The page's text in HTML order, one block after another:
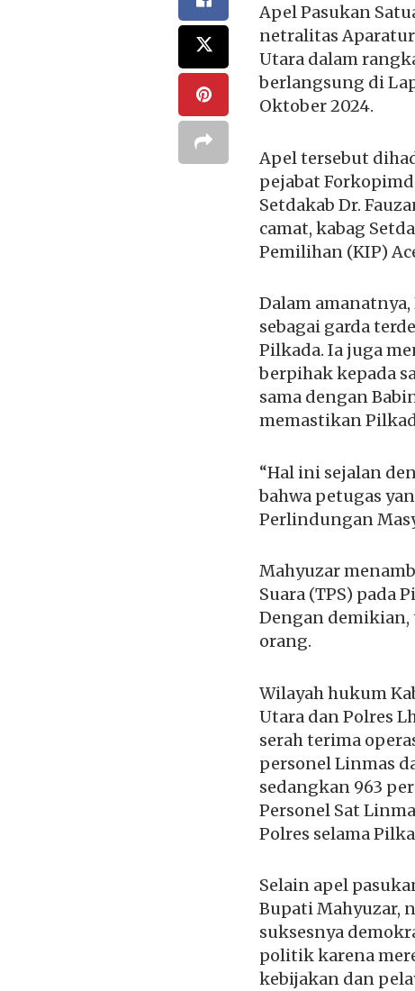
Apel Pasukan
netralitas
Utara dalam
berlangsung di
Oktober 2024.
Apel tersebut
pejabat
Setdakab Dr.
camat, kabag
Pemilihan (KIP)
Dalam
sebagai garda
Pilkada. Ia juga
berpihak kepada
sama dengan
memastikan
“Hal ini sejalan
bahwa petugas
Perlindungan
Mahyuzar
Suara (TPS) pada
Dengan demikian,
orang.
Wilayah hukum
Utara dan Polres
serah terima
personel Linmas
sedangkan 963
Personel Sat
Polres selama
Selain apel
Bupati Mahyuzar,
suksesnya
politik karena
kebijakan dan